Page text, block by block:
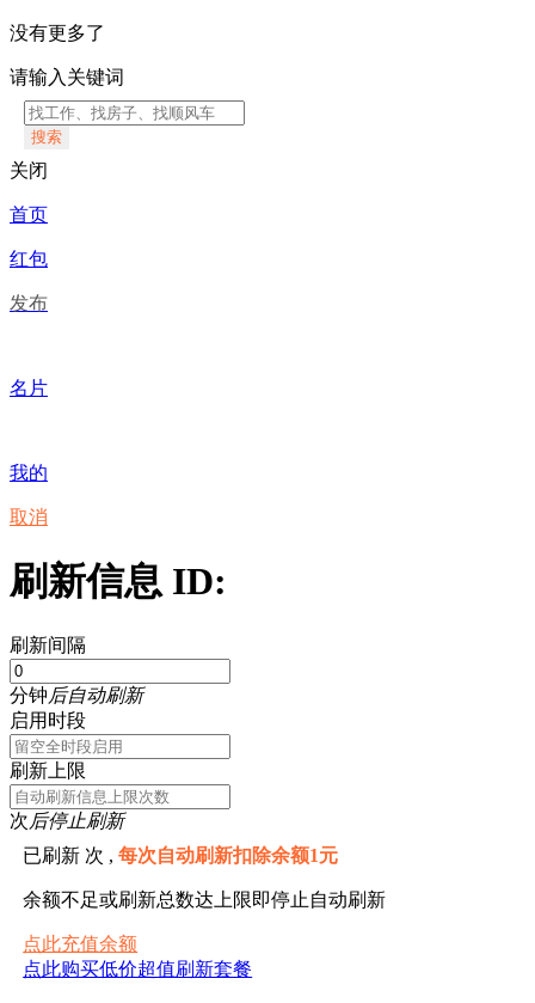
没有更多了
请输入关键词
搜索
关闭
首页
红包
发布
名片
我的
取消
刷新信息 ID:
刷新间隔
分钟后自动刷新
启用时段
刷新上限
次后停止刷新
已刷新 次 ,每次自动刷新扣除余额1元
余额不足或刷新总数达上限即停止自动刷新
点此充值余额
点此购买低价超值刷新套餐